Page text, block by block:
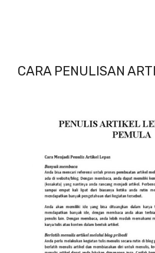
CARA PENULISAN